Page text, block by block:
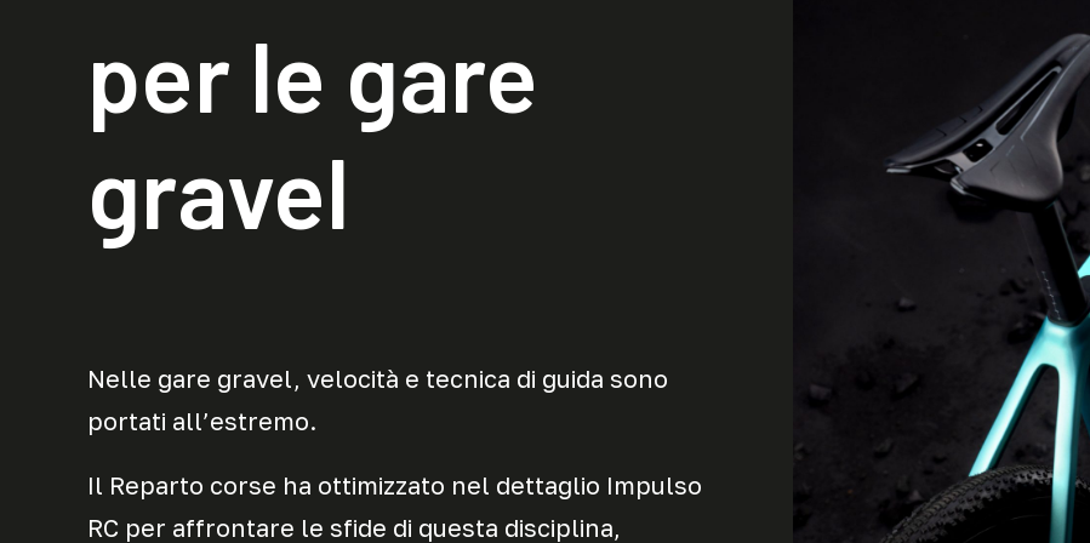
per le gare
gravel
Nelle gare gravel, velocità e tecnica di guida sono
portati all’estremo.
Il Reparto corse ha ottimizzato nel dettaglio Impulso
RC per affrontare le sfide di questa disciplina,